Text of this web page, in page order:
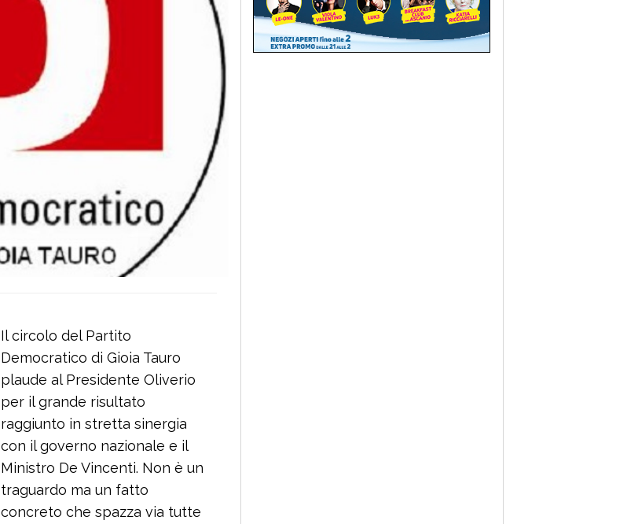
Il circolo del Partito
Democratico di Gioia Tauro
plaude al Presidente Oliverio
per il grande risultato
raggiunto in stretta sinergia
con il governo nazionale e il
Ministro De Vincenti. Non è un
traguardo ma un fatto
concreto che spazza via tutte